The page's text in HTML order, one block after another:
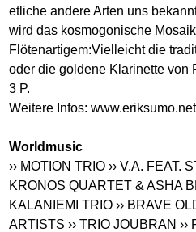
etliche andere Arten uns
wird das kosmogonische
Flötenartigem:Vielleicht die
oder die goldene Klarinette von
3 P.
Weitere Infos:www.eriksumo.net
Worldmusic
›› MOTION TRIO ›› V.A. FEAT.
KRONOS QUARTET & ASHA
KALANIEMI TRIO ›› BRAVE
ARTISTS ›› TRIO JOUBRAN ››